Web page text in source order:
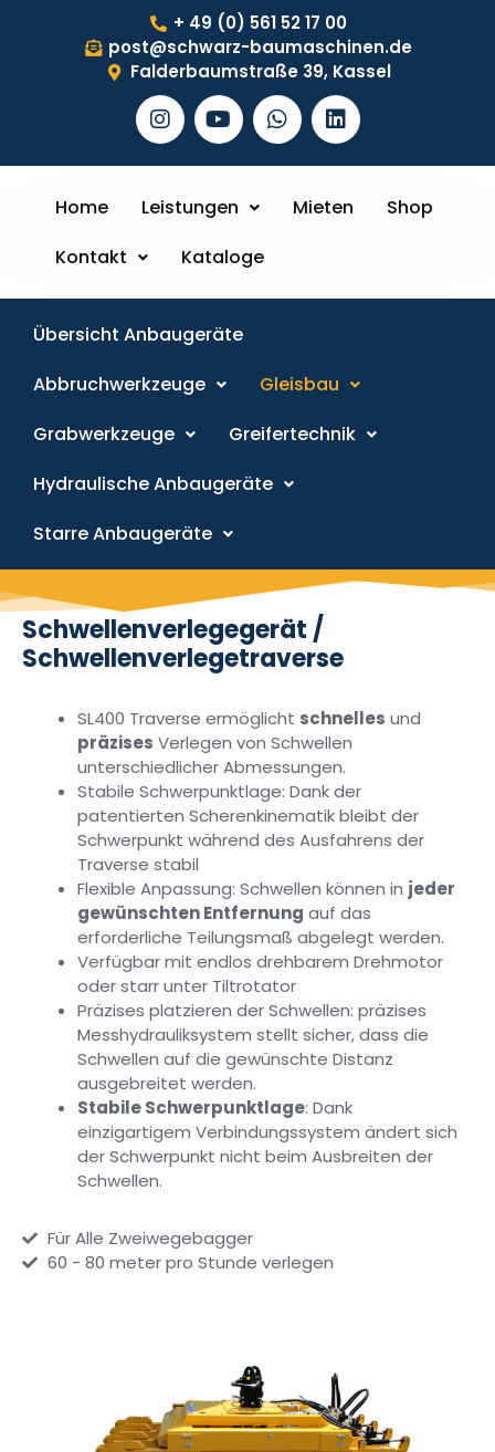
+ 49 (0) 561 52 17 00
post@schwarz-baumaschinen.de
Falderbaumstraße 39, Kassel
Home Leistungen Mieten
Shop
Kontakt
Kataloge
Übersicht Anbaugeräte
Abbruchwerkzeuge
Gleisbau
Grabwerkzeuge
Greifertechnik
Hydraulische Anbaugeräte
Starre Anbaugeräte
Schwellenverlegegerät /
Schwellenverlegetraverse
SL400 Traverse ermöglicht schnelles und
präzises Verlegen von Schwellen
unterschiedlicher Abmessungen.
Stabile Schwerpunktlage: Dank der
patentierten Scherenkinematik bleibt der
Schwerpunkt während des Ausfahrens der
Traverse stabil
Flexible Anpassung: Schwellen können in jeder
gewünschten Entfernung auf das
erforderliche Teilungsmaß abgelegt werden.
Verfügbar mit endlos drehbarem Drehmotor
oder starr unter Tiltrotator
Präzises platzieren der Schwellen: präzises
Messhydrauliksystem stellt sicher, dass die
Schwellen auf die gewünschte Distanz
ausgebreitet werden.
Stabile Schwerpunktlage: Dank
einzigartigem Verbindungssystem ändert sich
der Schwerpunkt nicht beim Ausbreiten der
Schwellen.
Für Alle Zweiwegebagger
60 - 80 meter pro Stunde verlegen